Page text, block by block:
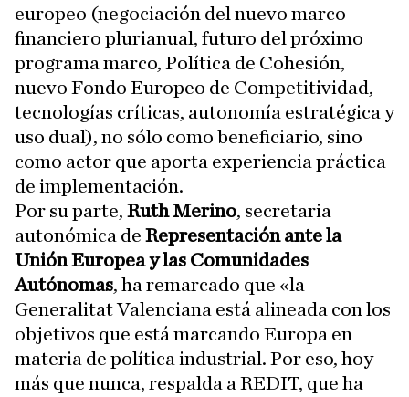
europeo (negociación del nuevo marco
financiero plurianual, futuro del próximo
programa marco, Política de Cohesión,
nuevo Fondo Europeo de Competitividad,
tecnologías críticas, autonomía estratégica y
uso dual), no sólo como beneficiario, sino
como actor que aporta experiencia práctica
de implementación.
Por su parte, Ruth Merino, secretaria
autonómica de Representación ante la
Unión Europea y las Comunidades
Autónomas, ha remarcado que «la
Generalitat Valenciana está alineada con los
objetivos que está marcando Europa en
materia de política industrial. Por eso, hoy
más que nunca, respalda a REDIT, que ha